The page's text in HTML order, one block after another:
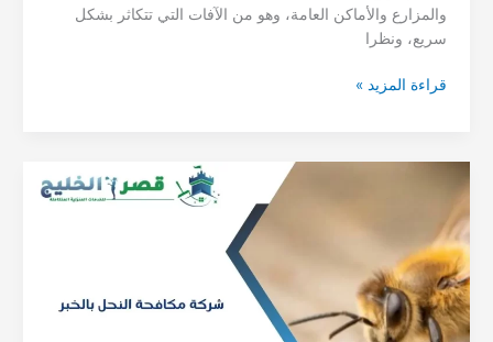
والمزارع والأماكن العامة، وهو من الآفات التي تتكاثر بشكل
سريع، ونظرا
شركة
قراءة المزيد »